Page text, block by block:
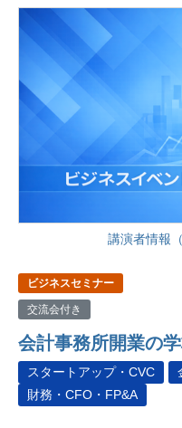
講演者情報
ビジネスセミナー
交流会付き
会計事務所開業の
スタートアップ・CVC
財務・CFO・FP&A